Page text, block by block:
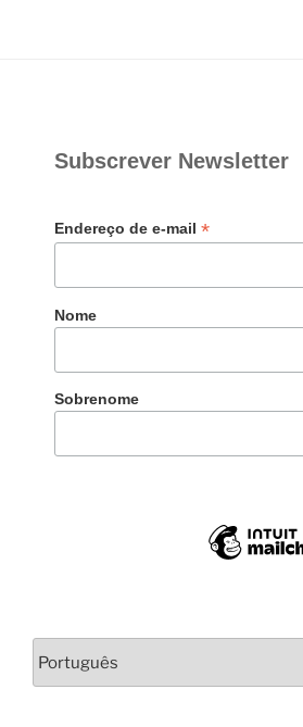
Subscrever Newsletter
Endereço de e-mail *
Nome
Sobrenome